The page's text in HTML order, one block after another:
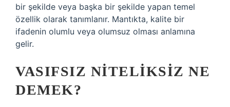
bir şekilde veya başka bir şekilde yapan temel
özellik olarak tanımlanır. Mantıkta, kalite bir
ifadenin olumlu veya olumsuz olması anlamına
gelir.
VASIFSIZ NITELIKSIZ NE
DEMEK?